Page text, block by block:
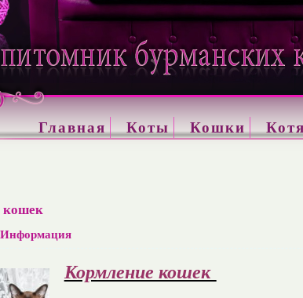
Главная Коты Кошки
кошек
Информация
Кормление кошек